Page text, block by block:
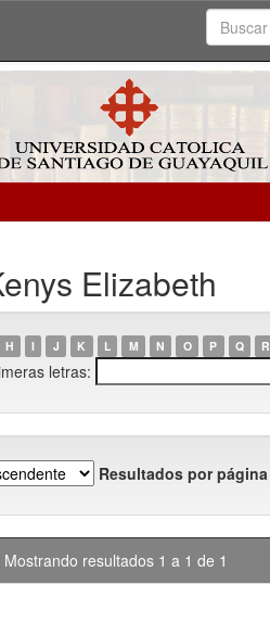
Elizabeth
H I J K L M N O P Q R
letras:
Resultados por página
Mostrando resultados 1 a 1 de 1